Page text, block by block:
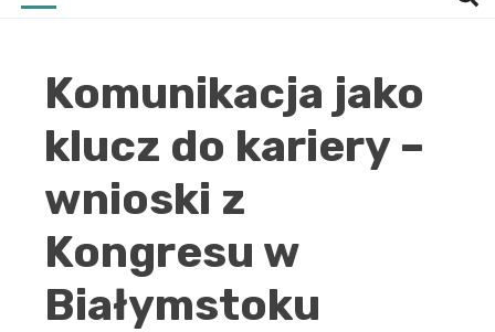
Komunikacja jako
klucz do kariery –
wnioski z
Kongresu w
Białymstoku